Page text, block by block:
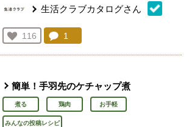
生活クラブカタログさん
お気に入り登録：
116
人が登録
コメント：
1
簡単！手羽先のケチャップ煮
煮る 鶏肉 お手軽
みんなの投稿レシピ